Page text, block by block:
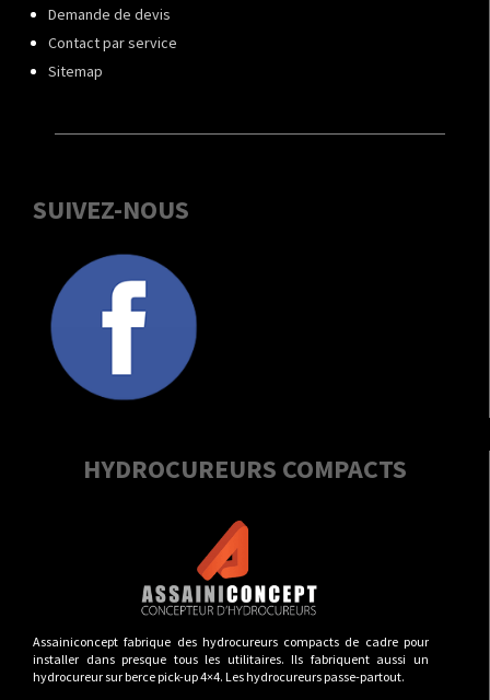
Demande de devis
Contact par service
Sitemap
SUIVEZ-NOUS
HYDROCUREURS COMPACTS
Assainiconcept fabrique des hydrocureurs compacts de cadre pour
installer dans presque tous les utilitaires. Ils fabriquent aussi un
hydrocureur sur berce pick-up 4×4. Les hydrocureurs passe-partout.